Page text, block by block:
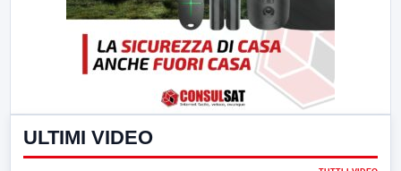
ULTIMI VIDEO